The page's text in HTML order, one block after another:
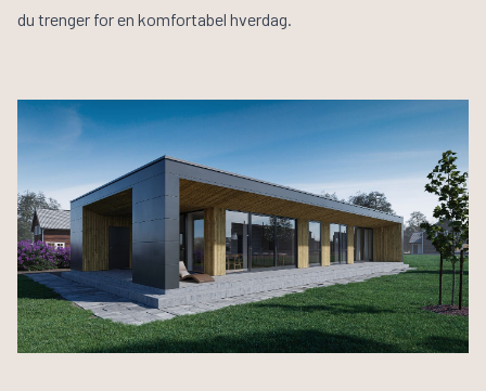
du trenger for en komfortabel hverdag.